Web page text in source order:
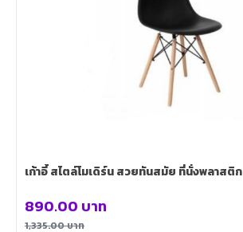
เก้าอี้ สไตล์โมเดิร์น สวยทันสมัย ที่นั่งพลาสติก
1,335.00บาท
890.00 บาท